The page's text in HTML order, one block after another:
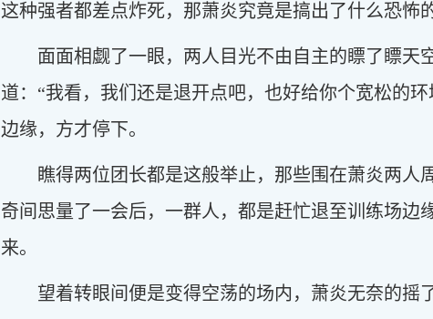
这种强者都差点炸死，那萧炎究竟是搞出了什么恐怖
面面相觑了一眼，两人目光不由自主的瞟了瞟
道：“我看，我们还是退开点吧，也好给你个宽松的
边缘，方才停下。
瞧得两位团长都是这般举止，那些围在萧炎两
奇间思量了一会后，一群人，都是赶忙退至训练场
来。
望着转眼间便是变得空荡的场内，萧炎无奈的摇